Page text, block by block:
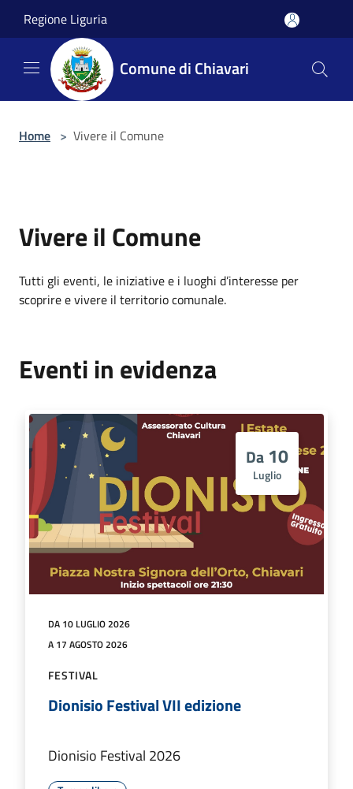
Regione Liguria
Comune di Chiavari
Home > Vivere il Comune
Vivere il Comune
Tutti gli eventi, le iniziative e i luoghi d’interesse per
scoprire e vivere il territorio comunale.
Eventi in evidenza
Da 10
Luglio
DA 10 LUGLIO 2026
A 17 AGOSTO 2026
FESTIVAL
Dionisio Festival VII edizione
Dionisio Festival 2026